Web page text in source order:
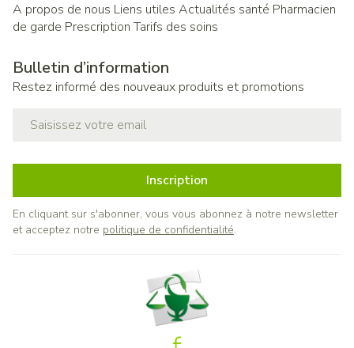
A propos de nous Liens utiles Actualités santé Pharmacien
de garde Prescription Tarifs des soins
Bulletin d’information
Restez informé des nouveaux produits et promotions
Inscription
En cliquant sur s'abonner, vous vous abonnez à notre newsletter
et acceptez notre politique de confidentialité.